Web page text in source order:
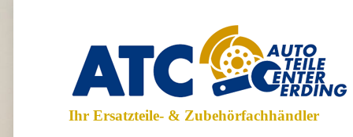
Ihr Ersatzteile- & Zubehörfachhändler